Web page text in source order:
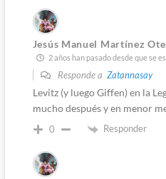
Jesús Manuel Martínez
2 años han pasado desde que se
Responde a Zatannasay
Levitz (y luego Giffen) en la
mucho después y en menor
0 Responder